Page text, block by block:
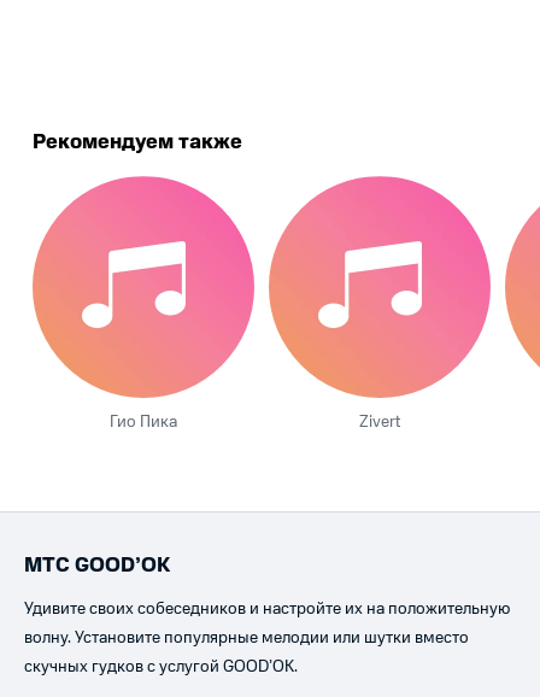
Рекомендуем также
Гио Пика Zivert
МТС GOOD’OK
Удивите своих собеседников и настройте их на положительную
волну. Установите популярные мелодии или шутки вместо
скучных гудков с услугой GOOD’OK.